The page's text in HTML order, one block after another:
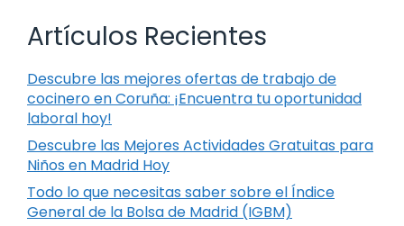
Artículos Recientes
Descubre las mejores ofertas de trabajo de
cocinero en Coruña: ¡Encuentra tu oportunidad
laboral hoy!
Descubre las Mejores Actividades Gratuitas para
Niños en Madrid Hoy
Todo lo que necesitas saber sobre el Índice
General de la Bolsa de Madrid (IGBM)